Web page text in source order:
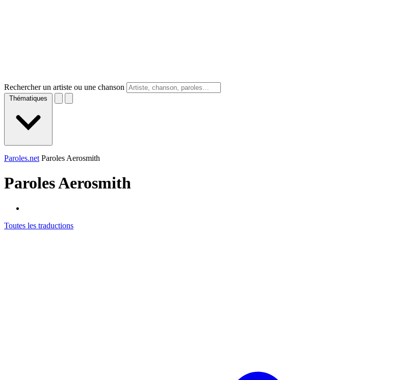
Rechercher un artiste ou une chanson
Thématiques
Paroles.net Paroles Aerosmith
ParolesAerosmith
Toutes les traductions